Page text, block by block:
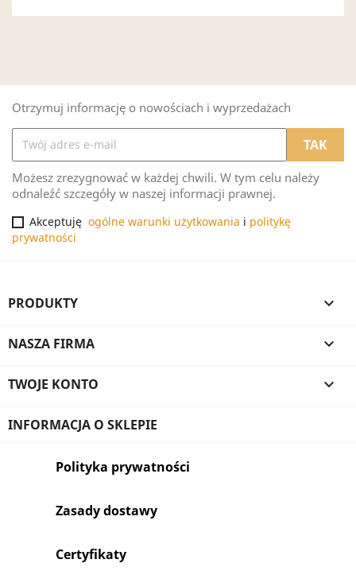
Otrzymuj informację o nowościach i wyprzedażach
Możesz zrezygnować w każdej chwili. W tym celu należy
odnaleźć szczegóły w naszej informacji prawnej.
Akceptuję ogólne warunki użytkowania i politykę
prywatności
PRODUKTY 
NASZA FIRMA 
TWOJE KONTO 
INFORMACJA O SKLEPIE
Polityka prywatności
Zasady dostawy
Certyfikaty